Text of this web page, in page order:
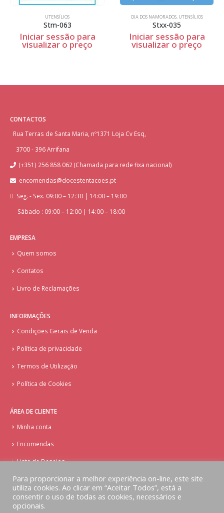
DIA DOS NAMORADOS
Stxx-035
Iniciar sessão para
visualizar o preço
UTENSÍLIOS
Stxx-082
Iniciar sessão
visualizar o
CONTACTOS
Rua Terras de Santa Maria, nº1371 Loja Cv Esq,
3700 - 396 Arrifana
(+351) 256 858 062 (Chamada para rede fixa nacional)
encomendas@docestentacoes.pt
Seg. - Sex. 09:00 – 12:30 | 14:00 – 19:00
Sábado : 09:00 – 12:00 | 14:00 – 18:00
EMPRESA
Quem somos
Contatos
Livro de Reclamações
INFORMAÇÕES
Condições Gerais de Venda
Política de privacidade
Termos de Utilização
Política de Cookies
ÁREA DE CLIENTE
Minha conta
Encomendas
Lista de Desejos
Para proporcionar a melhor experiência on-line, este site
utiliza cookies. Ao clicar em “Aceitar Todos”, está a
consentir o uso de todas as cookies, necessários e
opcionais.